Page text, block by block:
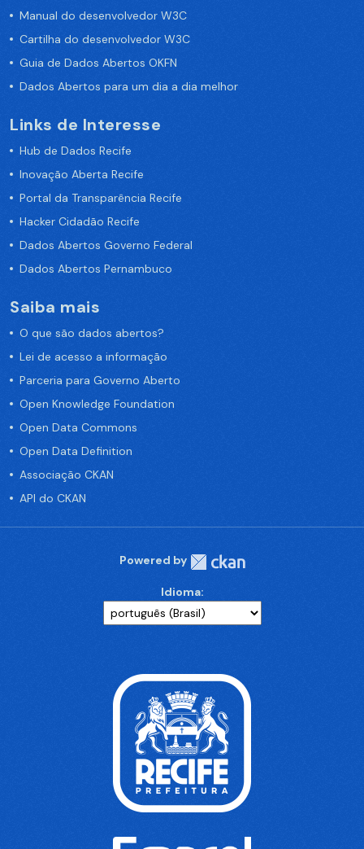
Manual do desenvolvedor W3C
Cartilha do desenvolvedor W3C
Guia de Dados Abertos OKFN
Dados Abertos para um dia a dia melhor
Links de Interesse
Hub de Dados Recife
Inovação Aberta Recife
Portal da Transparência Recife
Hacker Cidadão Recife
Dados Abertos Governo Federal
Dados Abertos Pernambuco
Saiba mais
O que são dados abertos?
Lei de acesso a informação
Parceria para Governo Aberto
Open Knowledge Foundation
Open Data Commons
Open Data Definition
Associação CKAN
API do CKAN
Powered by
Idioma